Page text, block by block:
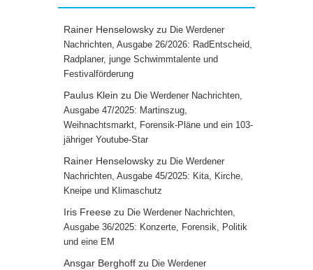
Rainer Henselowsky zu Die Werdener
Nachrichten, Ausgabe 26/2026: RadEntscheid,
Radplaner, junge Schwimmtalente und
Festivalförderung
Paulus Klein zu Die Werdener Nachrichten,
Ausgabe 47/2025: Martinszug,
Weihnachtsmarkt, Forensik-Pläne und ein 103-
jähriger Youtube-Star
Rainer Henselowsky zu Die Werdener
Nachrichten, Ausgabe 45/2025: Kita, Kirche,
Kneipe und Klimaschutz
Iris Freese zu Die Werdener Nachrichten,
Ausgabe 36/2025: Konzerte, Forensik, Politik
und eine EM
Ansgar Berghoff zu Die Werdener